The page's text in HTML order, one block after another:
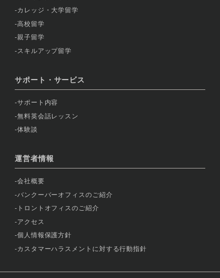
カレッジ・大学留学
高校留学
親子留学
スキルアップ留学
サポート・サービス
サポート内容
無料英会話レッスン
体験談
運営者情報
会社概要
バンクーバーオフィスのご紹介
トロントオフィスのご紹介
アクセス
個人情報保護方針
カスタマーハラスメントに対する行動指針